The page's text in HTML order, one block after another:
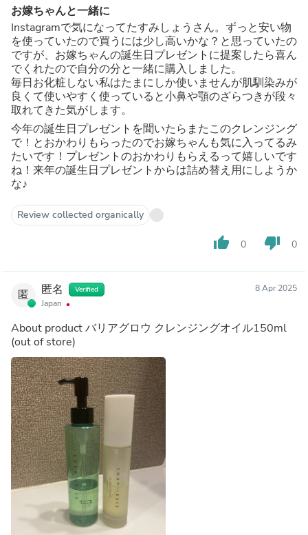
お嫁ちゃんと一緒に
Instagramで気になってたすみしょうさん。ずっと安い物
を使っていたので買うには少し高いかな？と思っていたの
ですが、お嫁ちゃんの誕生日プレゼントに提案したら喜ん
でくれたので自分の分と一緒に購入しました。
毎日お化粧しない私はたまにしか使いませんが肌馴染みが
良くて使いやすく使っていると小鼻や顎のざらつきが段々
取れてきた気がします。
今年の誕生日プレゼントを聞いたらまたこのクレンジング
で！とおかわりもらったのでお嫁ちゃんも気に入ってるみ
たいです！プレゼントのおかわりもらえるって嬉しいです
ね！来年の誕生日プレゼントからは詰め替え用にしようか
な♪
Review collected organically
thumb_up 0 thumb_down 0
匿 匿名 Verified
Japan
8 Apr 2025
About productバリアグロウ クレンジングオイル150ml
(out of store)